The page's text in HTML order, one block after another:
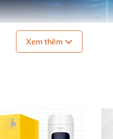
Xem thêm